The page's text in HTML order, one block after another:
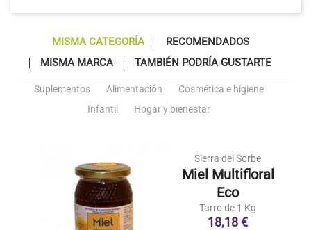
MISMA CATEGORÍA
RECOMENDADOS
MISMA MARCA
TAMBIÉN PODRÍA GUSTARTE
Suplementos Alimentación
Cosmética e higiene
Infantil
Hogar y bienestar
Sierra del Sorbe
Miel Multifloral
Eco
Tarro de 1 Kg
18,18 €